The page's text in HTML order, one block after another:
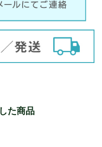
た商品